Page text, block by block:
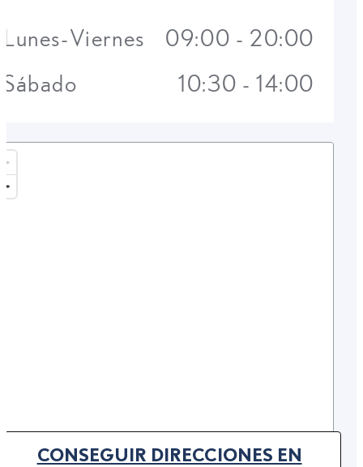
CONSEGUIR DIRECCIONES EN
Lunes-Viernes
09:00 - 20:00
Sábado
10:30 - 14:00